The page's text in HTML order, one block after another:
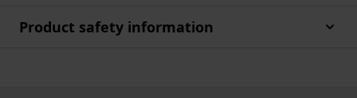
Product safety information